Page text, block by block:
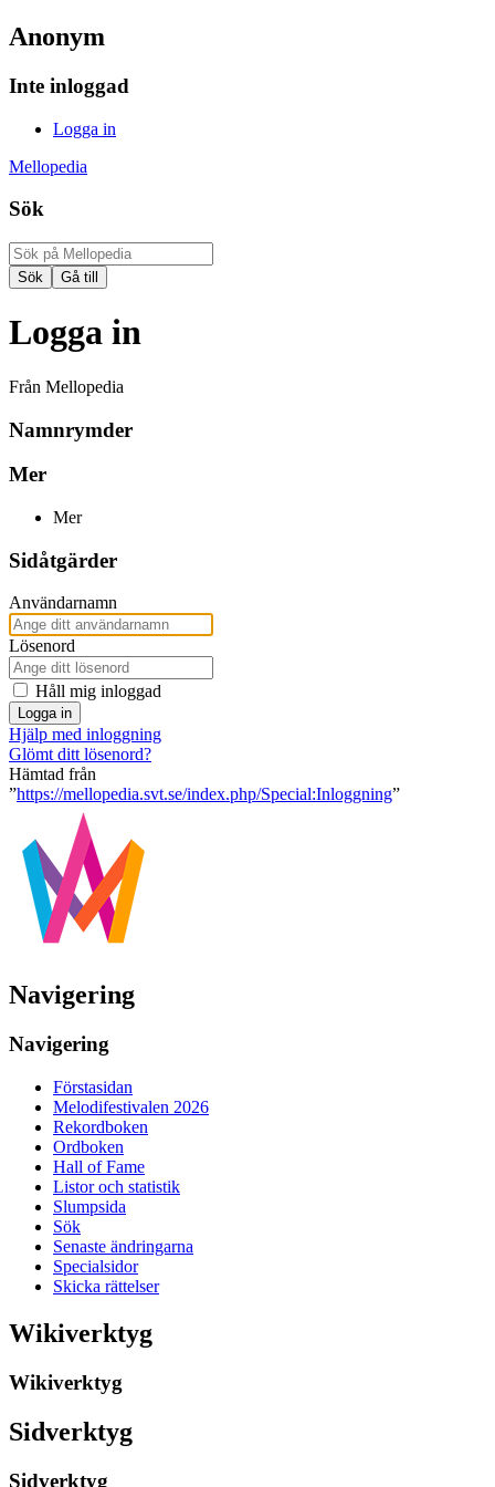
Anonym
Inte inloggad
Logga in
Mellopedia
Sök
Logga in
Från Mellopedia
Namnrymder
Mer
Mer
Sidåtgärder
Användarnamn
Lösenord
Håll mig inloggad
Logga in
Hjälp med inloggning
Glömt ditt lösenord?
Hämtad från
”https://mellopedia.svt.se/index.php/Special:Inloggning”
Navigering
Navigering
Förstasidan
Melodifestivalen 2026
Rekordboken
Ordboken
Hall of Fame
Listor och statistik
Slumpsida
Sök
Senaste ändringarna
Specialsidor
Skicka rättelser
Wikiverktyg
Wikiverktyg
Sidverktyg
Sidverktyg